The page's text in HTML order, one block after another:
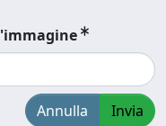
Annulla Invia